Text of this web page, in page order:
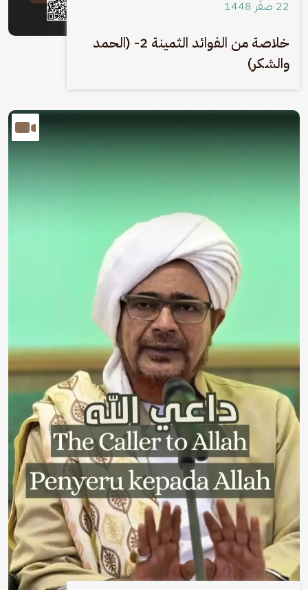
22 صفَر 1448
خلاصة من الفوائد الثمينة 2- (الحمد
والشكر)
الصورة